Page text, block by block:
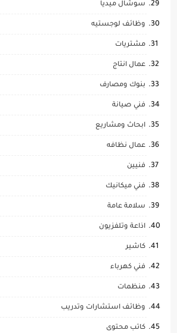
سوشال ميديا
وظائف لوجستيه
مشتريات
عمال انتاج
بنوك ومصارف
فني صيانة
ابحاث ومشاريع
عمال نظافه
فنيين
فني ميكانيك
سلامة عامة
اذاعة وتلفزيون
كاشير
فني كهرباء
منظمات
وظائف استشارات وتدريب
كاتب محتوى